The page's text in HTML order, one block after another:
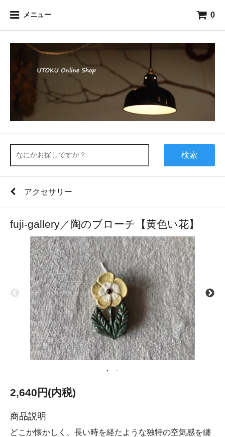
メニュー 0
検索
アクセサリー
fuji-gallery／陶のブローチ【黄色い花】
2,640円(内税)
商品説明
どこか懐かしく、長い時を経たような独特の空気感を纏